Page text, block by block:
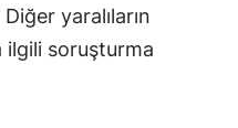
yaralıların
ilgili soruşturma